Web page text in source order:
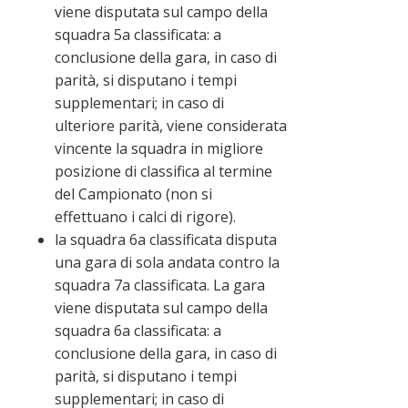
viene disputata sul campo della
squadra 5a classificata: a
conclusione della gara, in caso di
parità, si disputano i tempi
supplementari; in caso di
ulteriore parità, viene considerata
vincente la squadra in migliore
posizione di classifica al termine
del Campionato (non si
effettuano i calci di rigore).
la squadra 6a classificata disputa
una gara di sola andata contro la
squadra 7a classificata. La gara
viene disputata sul campo della
squadra 6a classificata: a
conclusione della gara, in caso di
parità, si disputano i tempi
supplementari; in caso di